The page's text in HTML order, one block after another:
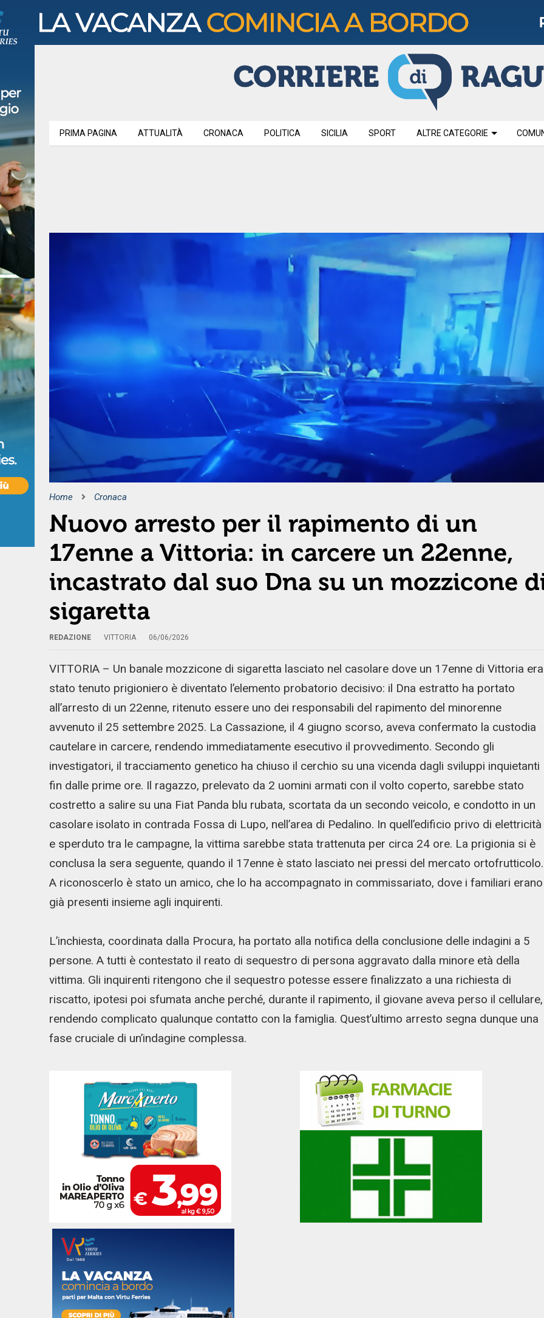
PRIMA PAGINA ATTUALITÀ CRONACA POLITICA SICILIA SPORT ALTRE CATEGORIE
Home Cronaca
Nuovo arresto per il rapimento di un
17enne a Vittoria: in carcere un 22enne,
incastrato dal suo Dna su un mozzicone
sigaretta
REDAZIONE VITTORIA 06/06/2026
VITTORIA – Un banale mozzicone di sigaretta lasciato nel casolare dove un 17enne di Vittoria era
stato tenuto prigioniero è diventato l’elemento probatorio decisivo: il Dna estratto ha portato
all’arresto di un 22enne, ritenuto essere uno dei responsabili del rapimento del minorenne
avvenuto il 25 settembre 2025. La Cassazione, il 4 giugno scorso, aveva confermato la custodia
cautelare in carcere, rendendo immediatamente esecutivo il provvedimento. Secondo gli
investigatori, il tracciamento genetico ha chiuso il cerchio su una vicenda dagli sviluppi inquietanti
fin dalle prime ore. Il ragazzo, prelevato da 2 uomini armati con il volto coperto, sarebbe stato
costretto a salire su una Fiat Panda blu rubata, scortata da un secondo veicolo, e condotto in un
casolare isolato in contrada Fossa di Lupo, nell’area di Pedalino. In quell’edificio privo di elettricità
e sperduto tra le campagne, la vittima sarebbe stata trattenuta per circa 24 ore. La prigionia si è
conclusa la sera seguente, quando il 17enne è stato lasciato nei pressi del mercato ortofrutticolo.
A riconoscerlo è stato un amico, che lo ha accompagnato in commissariato, dove i familiari erano
già presenti insieme agli inquirenti.
L’inchiesta, coordinata dalla Procura, ha portato alla notifica della conclusione delle indagini a 5
persone. A tutti è contestato il reato di sequestro di persona aggravato dalla minore età della
vittima. Gli inquirenti ritengono che il sequestro potesse essere finalizzato a una richiesta di
riscatto, ipotesi poi sfumata anche perché, durante il rapimento, il giovane aveva perso il cellulare,
rendendo complicato qualunque contatto con la famiglia. Quest’ultimo arresto segna dunque una
fase cruciale di un’indagine complessa.